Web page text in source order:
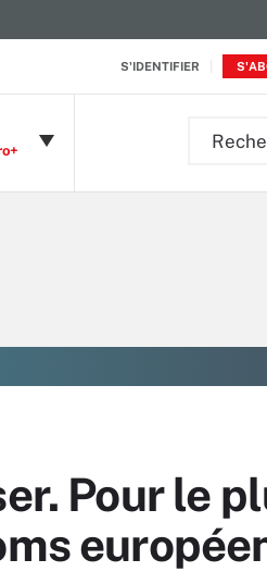
S'IDENTIFIER
Pour le